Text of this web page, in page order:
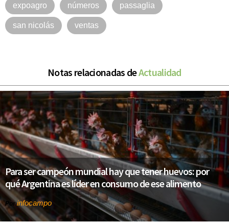
expoagro números passaglia
san nicolás ventas
Notas relacionadas deActualidad
Para ser campeón mundial hay que tener huevos: por
qué Argentina es líder en consumo de ese alimento
Porinfocampo